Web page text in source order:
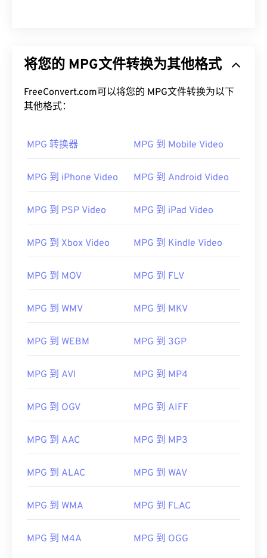
将您的 MPG文件转换为其他格式
FreeConvert.com可以将您的 MPG文件转换为以下
其他格式：
MPG 转换器 MPG 到 Mobile Video
MPG 到 iPhone Video MPG 到 Android Video
MPG 到 PSP Video MPG 到 iPad Video
MPG 到 Xbox Video MPG 到 Kindle Video
MPG 到 MOV MPG 到 FLV
MPG 到 WMV MPG 到 MKV
MPG 到 WEBM MPG 到 3GP
MPG 到 AVI MPG 到 MP4
MPG 到 OGV MPG 到 AIFF
MPG 到 AAC MPG 到 MP3
MPG 到 ALAC MPG 到 WAV
MPG 到 WMA MPG 到 FLAC
MPG 到 M4A MPG 到 OGG